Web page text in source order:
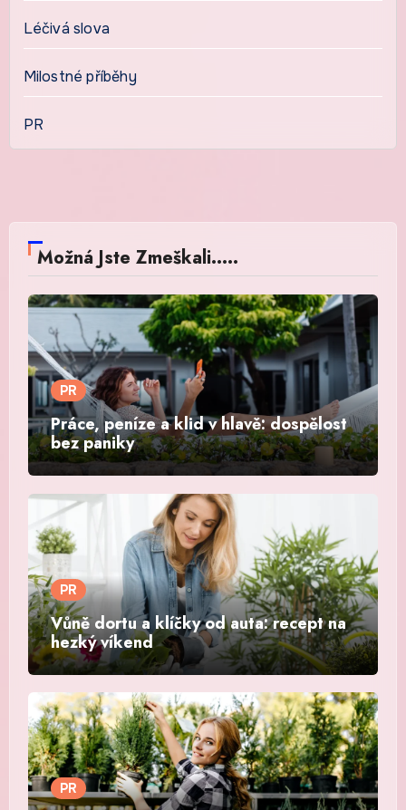
Léčivá slova
Milostné příběhy
PR
Možná Jste Zmeškali.....
PR
Práce, peníze a klid v hlavě: dospělost
bez paniky
PR
Vůně dortu a klíčky od auta: recept na
hezký víkend
PR